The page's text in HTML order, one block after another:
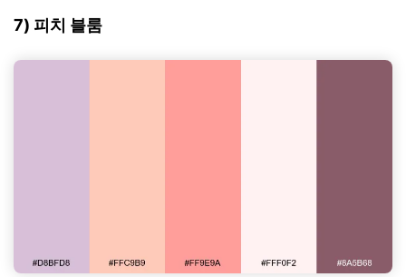
7) 피치 블룸